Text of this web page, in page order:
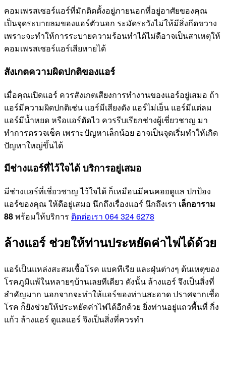
คอมเพรสเซอร์แอร์ที่มักติดตั้งอยู่ภายนอกที่อยู่อาศัยของคุณ
เป็นจุดระบายลมของแอร์ตัวนอก ระมัดระวังไม่ให้มีสิ่งกีดขวาง
เพราะจะทำให้การระบายความร้อนทำได้ไม่ดีอาจเป็นสาเหตุให้
คอมเพรสเซอร์แอร์เสียหายได้
สังเกตความผิดปกติของแอร์
เมื่อคุณเปิดแอร์ ควรสังเกตเสียงการทำงานของแอร์อยู่เสมอ ถ้า
แอร์มีความผิดปกติเช่น แอร์มีเสียงดัง แอร์ไม่เย็น แอร์มีแต่ลม
แอร์มีน้ำหยด หรือแอร์ตัดไว ควรรีบเรียกช่างผู้เชี่ยวชาญ มา
ทำการตรวจเช็ค เพราะปัญหาเล็กน้อย อาจเป็นจุดเริ่มทำให้เกิด
ปัญหาใหญ่ขึ้นได้
มีช่างแอร์ที่ไว้ใจได้ บริการอยู่เสมอ
มีช่างแอร์ที่เชี่ยวชาญ ไว้ใจได้ ก็เหมือนมีคนคอยดูแล ปกป้อง
แอร์ของคุณ ให้ดีอยู่เสมอ นึกถึงเรื่องแอร์ นึกถึงเรา เล็กอาราม
88พร้อมให้บริการ ติดต่อเรา 064 324 6278
ล้างแอร์ ช่วยให้ท่านประหยัดค่าไฟได้ด้วย
แอร์เป็นแหล่งสะสมเชื้อโรค แบคทีเรีย และฝุ่นต่างๆ ต้นเหตุของ
โรคภูมิแพ้ในหลายๆบ้านเลยทีเดียว ดังนั้น ล้างแอร์ จึงเป็นสิ่งที่
สำคัญมาก นอกจากจะทำให้แอร์ของท่านสะอาด ปราศจากเชื้อ
โรค ก็ยังช่วยให้ประหยัดค่าไฟได้อีกด้วย ยิ่งท่านอยู่แถวพื้นที่ กิ่ง
แก้ว ล้างแอร์ ดูแลแอร์ จึงเป็นสิ่งที่ควรทำ